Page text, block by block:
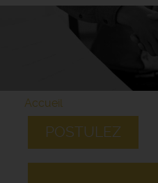
Accueil
POSTULEZ